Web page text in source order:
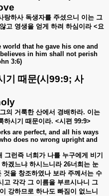
랑하사 독생자를 주셨으니 이는 그
않고 영생을 얻게 하려 하심이라< 요
world that he gave his one and
in him shall not perish
3:6)
기 때문(시 99:9; 사
그의 거룩한 산에서 경배하라. 이는
하시기 때문이라. <시편 99:9>
are perfect, and all his ways
does no wrong upright and
그런즉 너희가 나를 누구에게 비기
하겠느냐 하시느니라26너희는 눈
것을 창조하였나 보라 주께서는 수
고 각각 그 이름을 부르시나니 그
강하므로 하나도 빠짐이
없느니